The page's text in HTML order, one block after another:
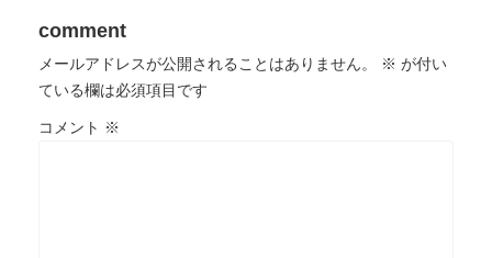
comment
メールアドレスが公開されることはありません。 ※ が付い
ている欄は必須項目です
コメント ※